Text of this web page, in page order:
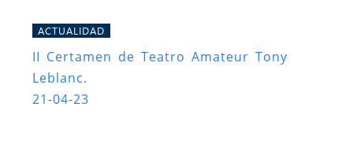
ACTUALIDAD
II Certamen de Teatro Amateur Tony
Leblanc.
21-04-23